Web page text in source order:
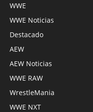
WWE
WWE Noticias
Destacado
AEW
AEW Noticias
WWE RAW
WrestleMania
WWE NXT